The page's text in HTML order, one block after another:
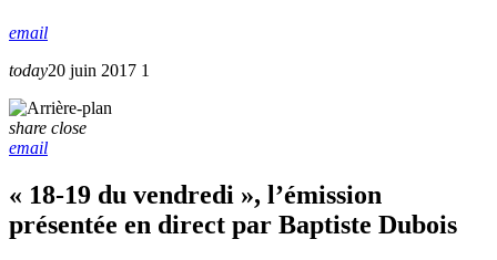
email
today20 juin 2017 1
share close
email
« 18-19 du vendredi », l’émission
présentée en direct par Baptiste Dubois